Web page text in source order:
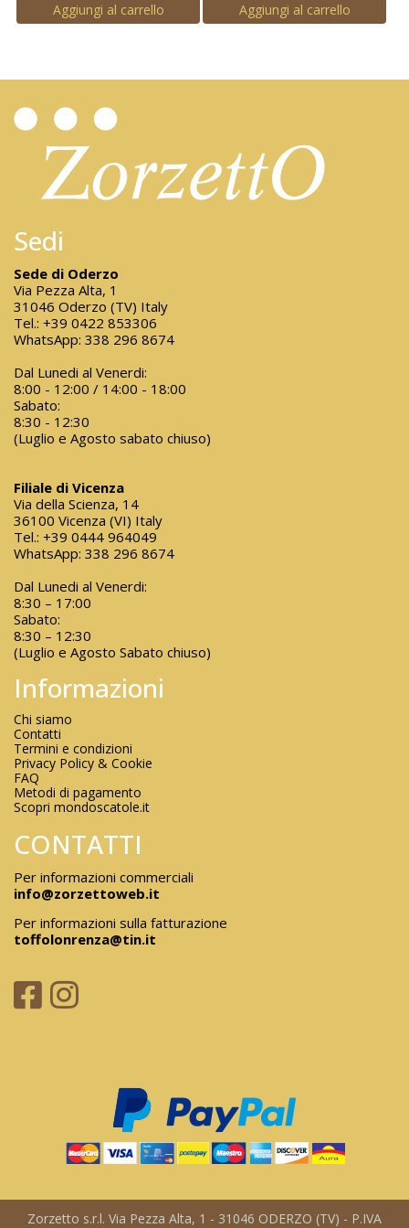
Aggiungi al carrello Aggiungi al carrello
Sedi
Sede di Oderzo
Via Pezza Alta, 1
31046 Oderzo (TV) Italy
Tel.: +39 0422 853306
WhatsApp: 338 296 8674
Dal Lunedi al Venerdi:
8:00 - 12:00 / 14:00 - 18:00
Sabato:
8:30 - 12:30
(Luglio e Agosto sabato chiuso)
Filiale di Vicenza
Via della Scienza, 14
36100 Vicenza (VI) Italy
Tel.: +39 0444 964049
WhatsApp: 338 296 8674
Dal Lunedi al Venerdi:
8:30 – 17:00
Sabato:
8:30 – 12:30
(Luglio e Agosto Sabato chiuso)
Informazioni
Chi siamo
Contatti
Termini e condizioni
Privacy Policy & Cookie
FAQ
Metodi di pagamento
Scopri mondoscatole.it
CONTATTI
Per informazioni commerciali
info@zorzettoweb.it
Per informazioni sulla fatturazione
toffolonrenza@tin.it
Zorzetto s.r.l. Via Pezza Alta, 1 - 31046 ODERZO (TV) - P.IVA